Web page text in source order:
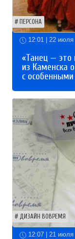
ПЕРСОНА
12:01 | 22 июля
«Танец — это
из Каменска
с
ДИЗАЙН ВОВРЕМЯ
12:07 | 21 июля